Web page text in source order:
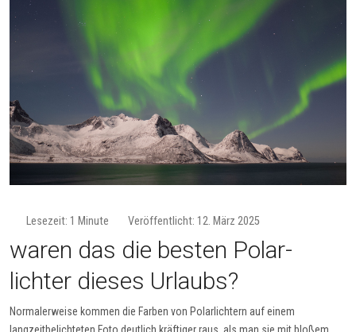
Lesezeit: 1 Minute Veröffentlicht: 12. März 2025
waren das die besten Polar­
lichter dieses Urlaubs?
Normalerweise kommen die Farben von Polarlichtern auf einem
langzeitbelichteten Foto deutlich kräftiger raus, als man sie mit bloßem